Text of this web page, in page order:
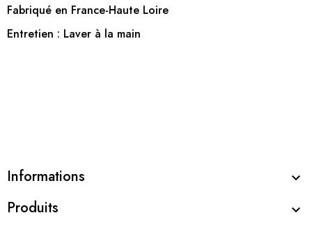
Fabriqué en France-Haute Loire
Entretien : Laver à la main
Informations 
Produits 